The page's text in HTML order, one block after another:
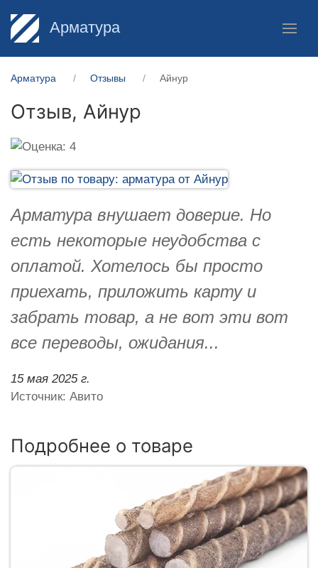
Арматура
Арматура Отзывы Айнур
Отзыв, Айнур
Арматура внушает доверие. Но
есть некоторые неудобства с
оплатой. Хотелось бы просто
приехать, приложить карту и
забрать товар, а не вот эти вот
все переводы, ожидания...
15 мая 2025 г.
Источник: Авито
Подробнее о товаре